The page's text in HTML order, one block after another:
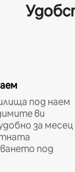
под наем
ви
за месец
под